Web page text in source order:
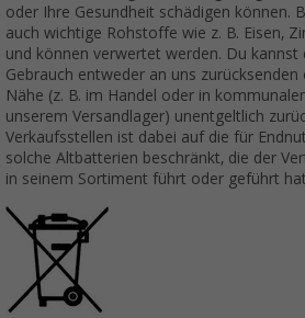
oder Ihre Gesundheit schädigen können.
auch wichtige Rohstoffe wie z. B. Eisen,
und können verwertet werden. Du kannst
Gebrauch entweder an uns
Nähe (z. B. im Handel oder in
unserem Versandlager) unentgeltlich
Verkaufsstellen ist dabei auf die für
solche Altbatterien beschränkt, die der
in seinem Sortiment führt oder geführt